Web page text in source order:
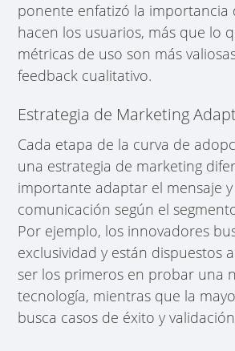
ponente enfatizó la importancia
hacen los usuarios, más que lo
métricas de uso son más
feedback cualitativo.
Estrategia de Marketing
Cada etapa de la curva de
una estrategia de marketing
importante adaptar el mensaje
comunicación según el
Por ejemplo, los innovadores
exclusividad y están dispuestos
ser los primeros en probar una
tecnología, mientras que la
busca casos de éxito y